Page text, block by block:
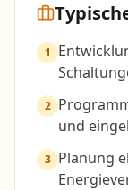
1
2
und
3 Planung